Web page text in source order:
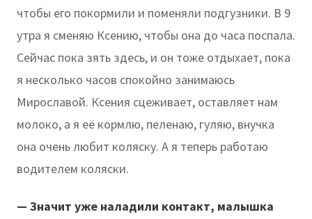
чтобы его покормили и поменяли подгузники. В 9
утра я сменяю Ксению, чтобы она до часа поспала.
Сейчас пока зять здесь, и он тоже отдыхает, пока
я несколько часов спокойно занимаюсь
Мирославой. Ксения сцеживает, оставляет нам
молоко, а я её кормлю, пеленаю, гуляю, внучка
она очень любит коляску. А я теперь работаю
водителем коляски.
— Значит уже наладили контакт, малышка